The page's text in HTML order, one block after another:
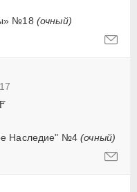
№18 (очный)
Наследие" №4(очный)